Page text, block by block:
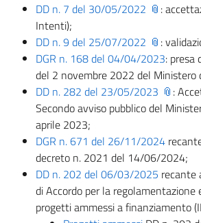
DD n. 7 del 30/05/2022
:
Intenti);
DD n. 9 del 25/07/2022
:
DGR n. 168 del 04/04/2023: presa
del 2 novembre 2022 del Ministero
DD n. 282 del 23/05/2023
:
Secondo avviso pubblico del
aprile 2023;
DGR n. 671 del 26/11/2024
decreto n. 2021 del 14/06/2024;
DD n. 202 del 06/03/2025 recante
di Accordo per la regolamentazione
progetti ammessi a finanziamento